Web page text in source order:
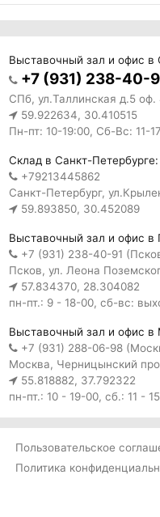
Выставочный зал и офис в
+7 (931) 238-40-
СПб, ул.Таллинская д.5
59.922634, 30.410515
Пн-пт: 10-19:00, Сб-Вс: 11-
Склад в Санкт-Петербурге:
+79213445862
Санкт-Петербург,
59.893850, 30.452089
Выставочный зал и офис в
+7 (931) 238-40-91
Псков, ул. Леона
57.834370, 28.304082
пн-пт.: 9 - 18-00, сб-вс:
Выставочный зал и офис в
+7 (931) 288-06-98
Москва, Черницынский
55.818882, 37.792322
пн-пт.: 10 - 19-00, сб.: 11 -
Пользовательское
Политика